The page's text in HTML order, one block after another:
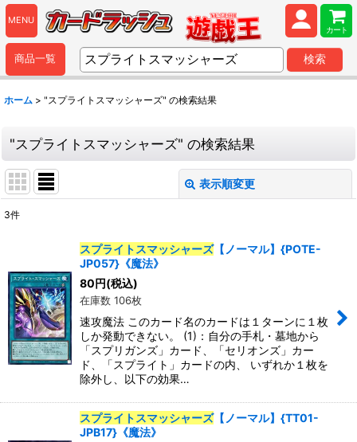
MENU
カート
商品一覧 検索
ホーム > "スプライトスマッシャーズ" の検索結果
"スプライトスマッシャーズ" の検索結果
表示順変更
並び順:
カテゴリ:
特集:
3件
スプライトスマッシャーズ【ノーマル】{POTE-
JP057}《魔法》
80円(税込)
在庫数 106枚
速攻魔法 このカード名のカードは１ターンに１枚
しか発動できない。 (1)：自分の手札・墓地から
「スプリガンズ」カード、「セリオンズ」カー
ド、「スプライト」カードの内、 いずれか１枚を
除外し、以下の効果…
スプライトスマッシャーズ【ノーマル】{TT01-
JPB17}《魔法》